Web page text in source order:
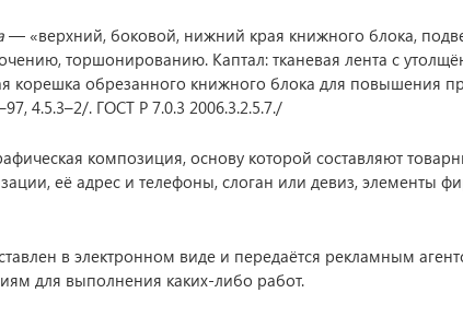
— «верхний, боковой, нижний края книжного блока,
торшонированию. Каптал: тканевая лента с
корешка обрезанного книжного блока для повышения
4.5.3–2/. ГОСТ Р 7.0.3 2006.3.2.5.7./
композиция, основу которой составляют
её адрес и телефоны, слоган или девиз, элементы
в электронном виде и передаётся рекламным
для выполнения каких-либо работ.